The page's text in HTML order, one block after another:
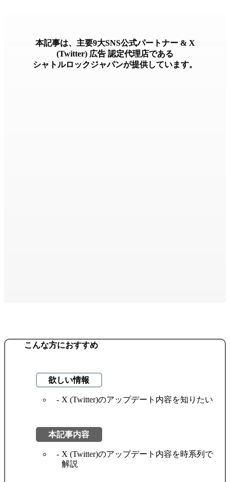
本記事は、主要9大SNS公式パートナー & X
(Twitter) 広告 認定代理店である
シャトルロックジャパンが提供しています。
こんな方におすすめ
欲しい情報
X (Twitter)のアップデート内容を知りたい
本記事内容
X (Twitter)のアップデート内容を時系列で
解説